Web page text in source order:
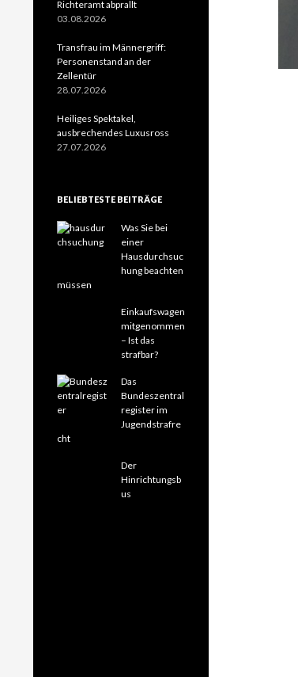
Richteramt abprallt
03.08.2026
Transfrau im Männergriff:
Personenstand an der
Zellentür
28.07.2026
Heiliges Spektakel,
ausbrechendes Luxusross
27.07.2026
BELIEBTESTE BEITRÄGE
Was Sie bei
einer
Hausdurchsuc
hung beachten
müssen
Einkaufswagen
mitgenommen
– Ist das
strafbar?
Das
Bundeszentral
register im
Jugendstrafre
cht
Der
Hinrichtungsb
us